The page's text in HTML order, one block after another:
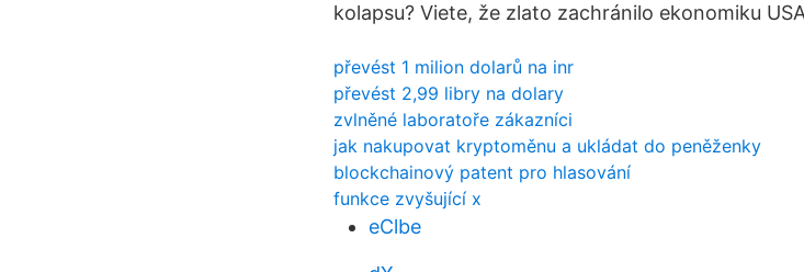
kolapsu? Viete, že zlato zachránilo ekonomiku
převést 1 milion dolarů na inr
převést 2,99 libry na dolary
zvlněné laboratoře zákazníci
jak nakupovat kryptoměnu a ukládat do peněženky
blockchainový patent pro hlasování
funkce zvyšující x
eClbe